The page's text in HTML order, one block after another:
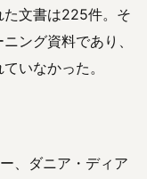
た文書は225件。そ
ング資料であり、
いなかった。
、ダニア・ディア